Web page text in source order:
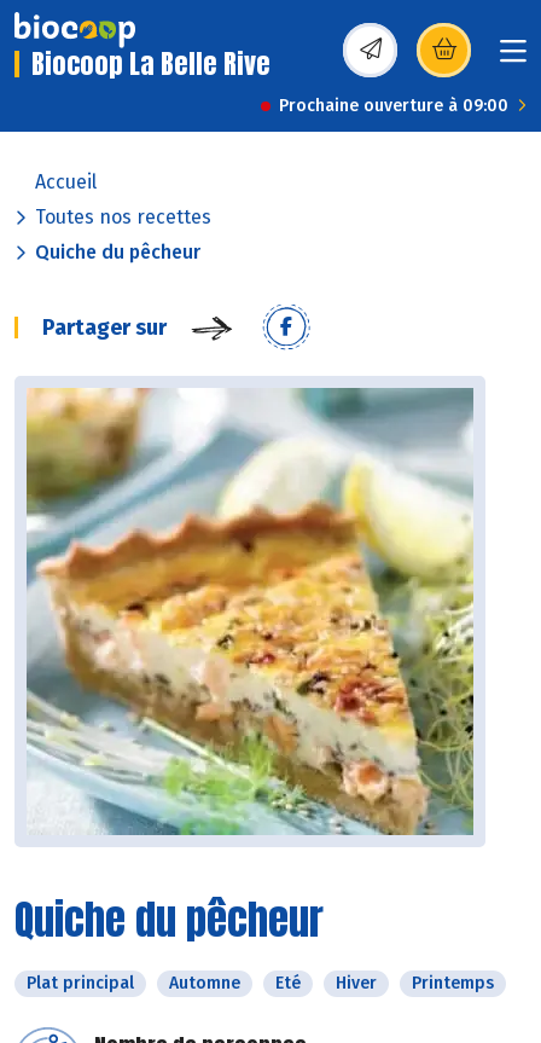
Biocoop La Belle Rive (s’ouvre dans une
Prochaine ouverture à 09:00
Accueil
Toutes nos recettes
Quiche du pêcheur
Partager sur
Quiche du pêcheur
Plat principal Automne Eté Hiver Printemps